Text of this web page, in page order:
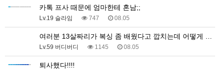
카톡 프사 때문에 엄마한테 혼남;;
Lv.19 슬라임 747 08.05
여러분 13살짜리가 복싱 좀 배웠다고 깝치는데 어떻게 …
Lv.59 버디버디 1145 08.05
퇴사했다!!!!